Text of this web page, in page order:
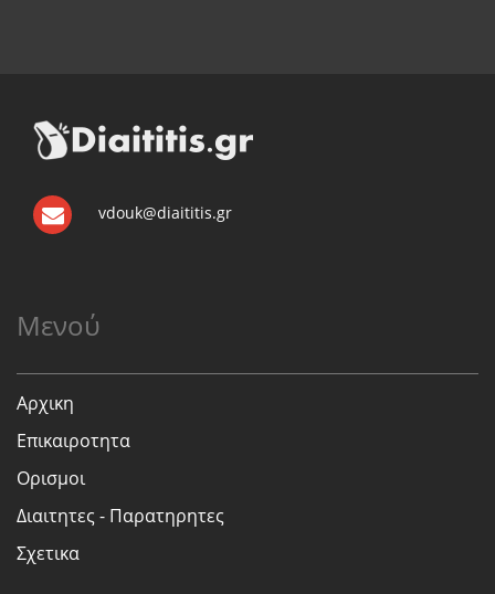
vdouk@diaititis.gr
Μενού
Αρχικη
Επικαιροτητα
Ορισμοι
Διαιτητες - Παρατηρητες
Σχετικα